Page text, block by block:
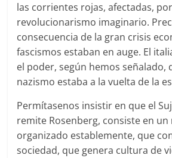
las corrientes rojas, afectadas,
revolucionarismo imaginario.
consecuencia de la gran crisis
fascismos estaban en auge. El
el poder, según hemos señalado,
nazismo estaba a la vuelta de la
Permítasenos insistir en que el
remite Rosenberg, consiste en
organizado establemente, que
sociedad, que genera cultura de